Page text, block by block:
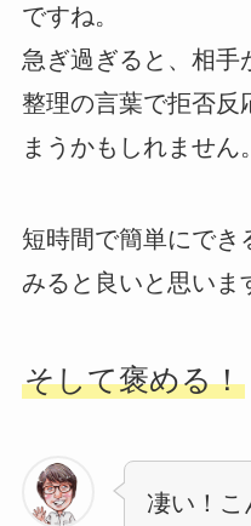
ですね。
急ぎ過ぎると、相手
整理の言葉で拒否反
まうかもしれません。
短時間で簡単にでき
みると良いと思いま
そして褒める！
凄い！こ